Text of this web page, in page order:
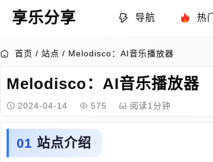
享乐分享 导航 热门
首页 / 站点 / Melodisco：AI音乐播放器
Melodisco：AI音乐播放器
2024-04-14 575 阅读1分钟
站点介绍